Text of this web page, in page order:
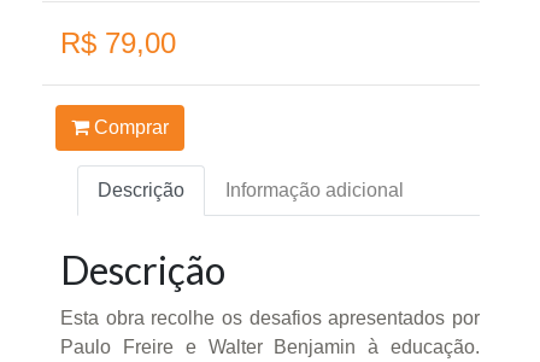
R$ 79,00
Comprar
Descrição Informação adicional
Descrição
Esta obra recolhe os desafios apresentados por
Paulo Freire e Walter Benjamin à educação.